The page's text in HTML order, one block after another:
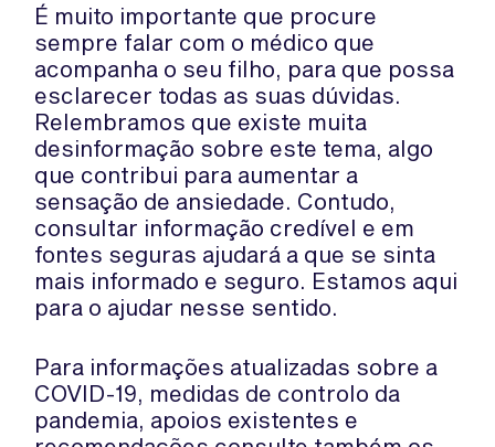
É muito importante que procure
sempre falar com o médico que
acompanha o seu filho, para que possa
esclarecer todas as suas dúvidas.
Relembramos que existe muita
desinformação sobre este tema, algo
que contribui para aumentar a
sensação de ansiedade. Contudo,
consultar informação credível e em
fontes seguras ajudará a que se sinta
mais informado e seguro. Estamos aqui
para o ajudar nesse sentido.
Para informações atualizadas sobre a
COVID-19, medidas de controlo da
pandemia, apoios existentes e